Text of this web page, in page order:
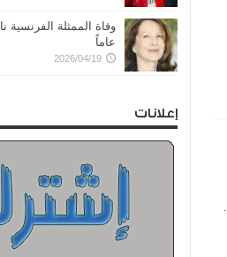
عاماً
2026/04/19
إعلانات